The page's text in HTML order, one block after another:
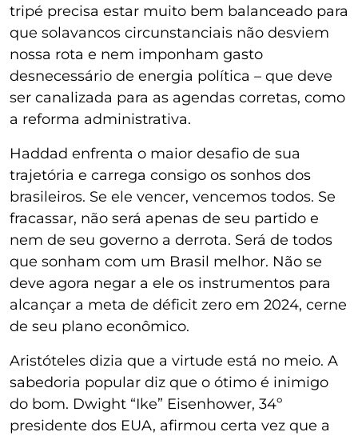
tripé precisa estar muito bem balanceado para
que solavancos circunstanciais não desviem
nossa rota e nem imponham gasto
desnecessário de energia política – que deve
ser canalizada para as agendas corretas, como
a reforma administrativa.
Haddad enfrenta o maior desafio de sua
trajetória e carrega consigo os sonhos dos
brasileiros. Se ele vencer, vencemos todos. Se
fracassar, não será apenas de seu partido e
nem de seu governo a derrota. Será de todos
que sonham com um Brasil melhor. Não se
deve agora negar a ele os instrumentos para
alcançar a meta de déficit zero em 2024, cerne
de seu plano econômico.
Aristóteles dizia que a virtude está no meio. A
sabedoria popular diz que o ótimo é inimigo
do bom. Dwight “Ike” Eisenhower, 34º
presidente dos EUA, afirmou certa vez que a